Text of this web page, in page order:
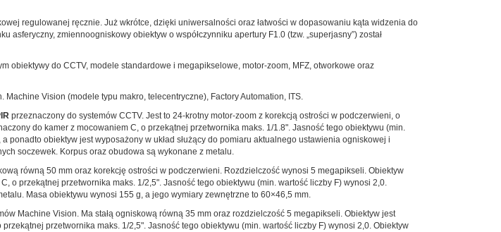
regulowanej ręcznie. Już wkrótce, dzięki uniwersalności oraz łatwości w dopasowaniu kąta widzenia do
zmiennoogniskowy obiektyw o współczynniku apertury F1.0 (tzw. „superjasny”) został
obiektywy do CCTV, modele standardowe i megapikselowe, motor-zoom, MFZ, otworkowe oraz
Vision (modele typu makro, telecentryczne), Factory Automation, ITS.
przeznaczony do systemów CCTV. Jest to 24-krotny motor-zoom z korekcją ostrości w podczerwieni, o
do kamer z mocowaniem C, o przekątnej przetwornika maks. 1/1.8". Jasność tego obiektywu (min.
ponadto obiektyw jest wyposażony w układ służący do pomiaru aktualnego ustawienia ogniskowej i
soczewek. Korpus oraz obudowa są wykonane z metalu.
równą 50 mm oraz korekcję ostrości w podczerwieni. Rozdzielczość wynosi 5 megapikseli. Obiektyw
o przekątnej przetwornika maks. 1/2,5". Jasność tego obiektywu (min. wartość liczby F) wynosi 2,0.
Masa obiektywu wynosi 155 g, a jego wymiary zewnętrzne to 60×46,5 mm.
Machine Vision. Ma stałą ogniskową równą 35 mm oraz rozdzielczość 5 megapikseli. Obiektyw jest
przetwornika maks. 1/2,5". Jasność tego obiektywu (min. wartość liczby F) wynosi 2,0. Obiektyw